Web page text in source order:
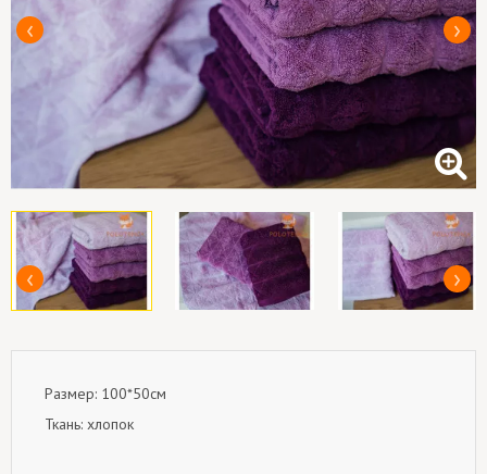
Размер: 100*50см
Ткань: хлопок